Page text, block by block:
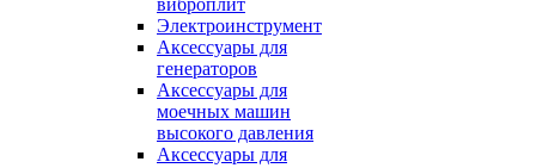
виброплит
Электроинструмент
Аксессуары для
генераторов
Аксессуары для
моечных машин
высокого давления
Аксессуары для